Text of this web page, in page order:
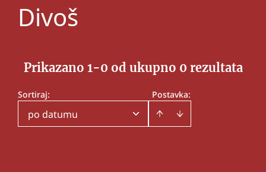
Divoš
Prikazano 1-0 od ukupno 0 rezultata
Postavka:
Sortiraj:
po datumu